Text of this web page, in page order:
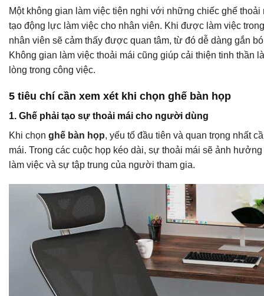
Một không gian làm việc tiện nghi với những chiếc ghế thoải
tạo động lực làm việc cho nhân viên. Khi được làm việc
nhân viên sẽ cảm thấy được quan tâm, từ đó dễ dàng gắn
Không gian làm việc thoải mái cũng giúp cải thiện tinh thần
lòng trong công việc.
5 tiêu chí cần xem xét khi chọn ghế bàn họp
1. Ghế phải tạo sự thoải mái cho người dùng
Khi chọn ghế bàn họp, yếu tố đầu tiên và quan trọng nhất
mái. Trong các cuộc họp kéo dài, sự thoải mái sẽ ảnh
làm việc và sự tập trung của người tham gia.